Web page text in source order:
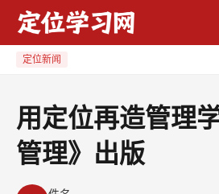
学，
定位新闻
用定位再造管理
管理》出版